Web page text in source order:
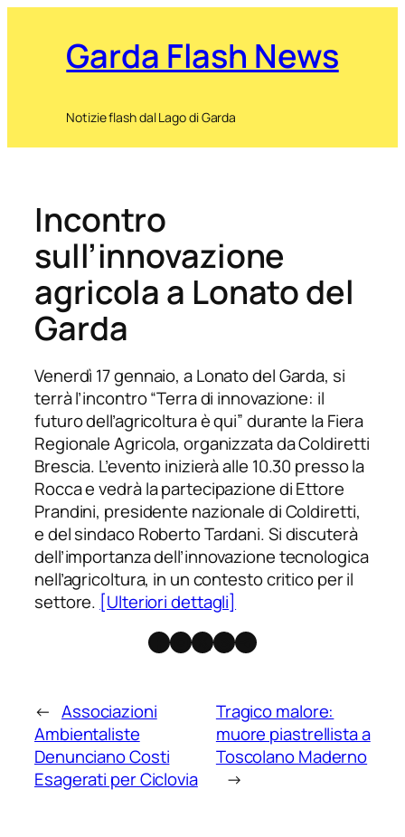
Garda Flash News
Notizie flash dal Lago di Garda
Incontro
sull’innovazione
agricola a Lonato del
Garda
Venerdì 17 gennaio, a Lonato del Garda, si
terrà l’incontro “Terra di innovazione: il
futuro dell’agricoltura è qui” durante la Fiera
Regionale Agricola, organizzata da Coldiretti
Brescia. L’evento inizierà alle 10.30 presso la
Rocca e vedrà la partecipazione di Ettore
Prandini, presidente nazionale di Coldiretti,
e del sindaco Roberto Tardani. Si discuterà
dell’importanza dell’innovazione tecnologica
nell’agricoltura, in un contesto critico per il
settore. [Ulteriori dettagli]
Facebook
Instagram
X Threads
Telegram
← Associazioni
Ambientaliste
Denunciano Costi
Esagerati per Ciclovia
Tragico malore:
muore piastrellista a
Toscolano Maderno
→